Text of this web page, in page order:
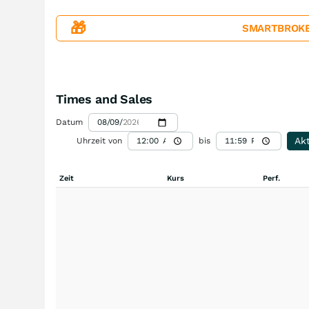
🎁
Times and Sales
Datum
Uhrzeit von
bis
Zeit Kurs Perf.